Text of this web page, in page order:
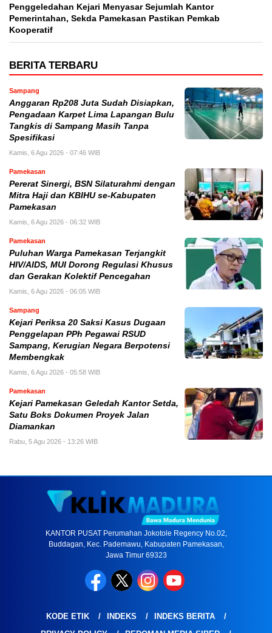
Penggeledahan Kejari Menyasar Sejumlah Kantor
Pemerintahan, Sekda Pamekasan Pastikan Pemkab
Kooperatif
BERITA TERBARU
Sampang
Anggaran Rp208 Juta Sudah Disiapkan,
Pengadaan Karpet Lima Lapangan Bulu
Tangkis di Sampang Masih Tanpa
Spesifikasi
Kamis, 6 Agu 2026 - 07:46 WIB
Pamekasan
Pererat Sinergi, BSN Silaturahmi dengan
Mitra Haji dan KBIHU se-Kabupaten
Pamekasan
Kamis, 6 Agu 2026 - 06:32 WIB
Pamekasan
Puluhan Warga Pamekasan Terjangkit
HIV/AIDS, MUI Dorong Regulasi Khusus
dan Gerakan Kolektif Pencegahan
Kamis, 6 Agu 2026 - 06:05 WIB
Sampang
Kejari Periksa 20 Saksi Kasus Dugaan
Penggelapan PPh Pegawai RSUD
Sampang, Kerugian Negara Berpotensi
Membengkak
Kamis, 6 Agu 2026 - 05:58 WIB
Pamekasan
Kejari Pamekasan Geledah Kantor Setda,
Satu Boks Dokumen Proyek Jalan
Diamankan
Rabu, 5 Agu 2026 - 13:26 WIB
KANTOR PUSAT Perumahan Jokotole Regency No.02,
Buddagan, Kec. Pademawu, Kabupaten Pamekasan,
Jawa Timur 69323
KODE ETIK INDEKS
INDEKS BERITA